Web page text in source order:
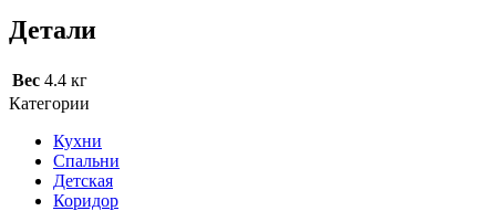
Детали
Вес 4.4 кг
Категории
Кухни
Спальни
Детская
Коридор